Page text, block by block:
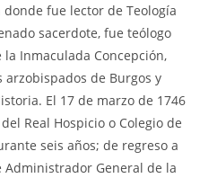
fue lector de Teología
sacerdote, fue teólogo
Inmaculada Concepción,
de Burgos y
El 17 de marzo de 1746
Real Hospicio o Colegio de
seis años; de regreso a
General de la